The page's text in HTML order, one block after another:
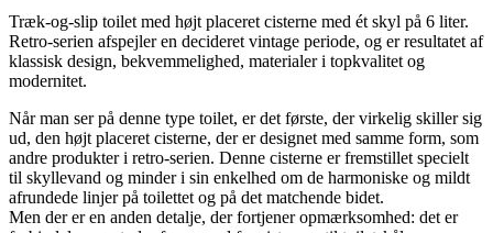
Træk-og-slip toilet med højt placeret cisterne med ét skyl på 6 liter.
Retro-serien afspejler en decideret vintage periode, og er resultatet af
klassisk design, bekvemmelighed, materialer i topkvalitet og
modernitet.
Når man ser på denne type toilet, er det første, der virkelig skiller sig
ud, den højt placeret cisterne, der er designet med samme form, som
andre produkter i retro-serien. Denne cisterne er fremstillet specielt
til skyllevand og minder i sin enkelhed om de harmoniske og mildt
afrundede linjer på toilettet og på det matchende bidet.
Men der er en anden detalje, der fortjener opmærksomhed: det er